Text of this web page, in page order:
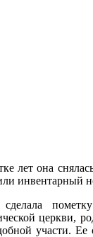
лет она
инвентарный
церкви,
участи.